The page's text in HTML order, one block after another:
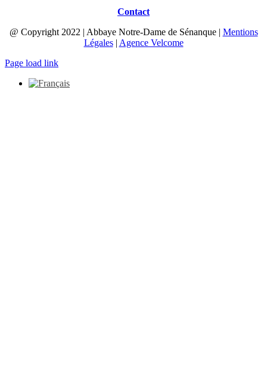
Contact
@ Copyright 2022 | Abbaye Notre-Dame de Sénanque | Mentions
Légales| Agence Velcome
Page load link